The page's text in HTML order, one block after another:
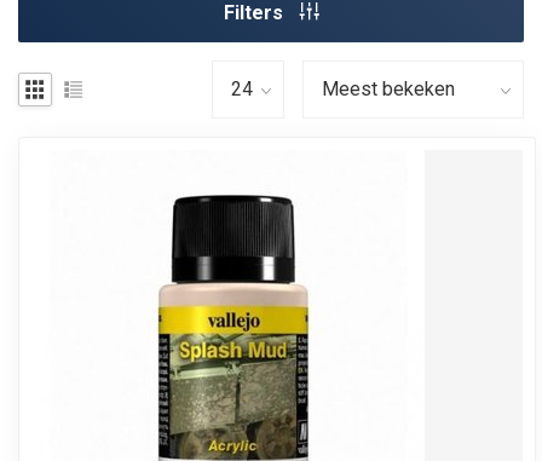
Filters